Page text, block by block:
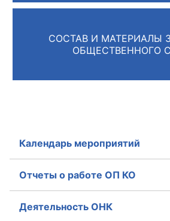
Общественные советы
независимой оценки
оказания услуг
О Палате
Структура Палаты
СОСТАВ И МАТЕРИАЛЫ
ОБЩЕСТВЕННОГО
Календарь мероприятий
Отчеты о работе ОП КО
Деятельность ОНК